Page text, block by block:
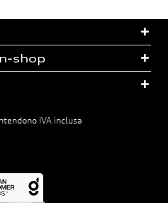
shop
IVA inclusa